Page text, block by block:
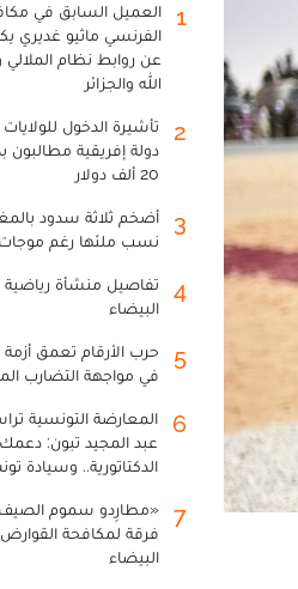
1
العميل السابق في
الفرنسي ماثيو غديري
عن روابط نظام الملالي
الله والجزائر
2
دولة إفريقية مطالبون
20 ألف دولار
3
أضخم ثلاثة سدود
نسب ملئها رغم موجات
4
تفاصيل منشأة رياضية
البيضاء
5
حرب الأرقام تعمق
في مواجهة التضارب
6
المعارضة التونسية
عبد المجيد تبون:
الدكتاتورية.. وسيادة
7
«مطارِدو سموم
فرقة لمكافحة القوارض
البيضاء